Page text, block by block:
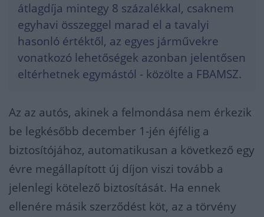
átlagdíja mintegy 8 százalékkal, csaknem
egyhavi összeggel marad el a tavalyi
hasonló értéktől, az egyes járművekre
vonatkozó lehetőségek azonban jelentősen
eltérhetnek egymástól - közölte a FBAMSZ.
Az az autós, akinek a felmondása nem érkezik
be legkésőbb december 1-jén éjfélig a
biztosítójához, automatikusan a következő egy
évre megállapított új díjon viszi tovább a
jelenlegi kötelező biztosítását. Ha ennek
ellenére másik szerződést köt, az a törvény